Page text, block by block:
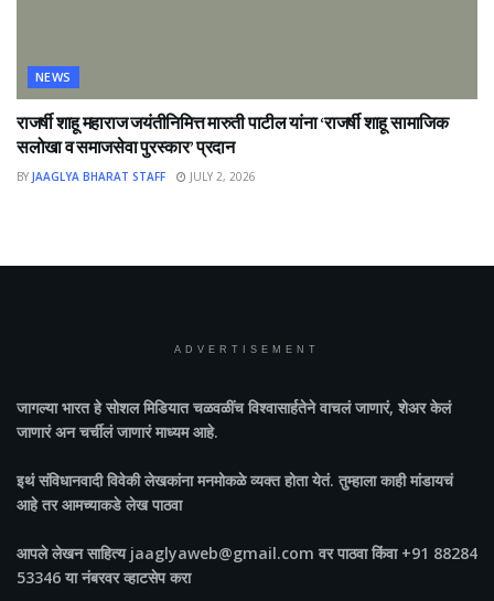
NEWS
राजर्षी शाहू महाराज जयंतीनिमित्त मारुती पाटील यांना ‘राजर्षी शाहू सामाजिक
सलोखा व समाजसेवा पुरस्कार’ प्रदान
BY JAAGLYA BHARAT STAFF JULY 2, 2026
ADVERTISEMENT
जागल्या भारतहे सोशल मिडियात चळवळींच विश्वासार्हतेने वाचलं जाणारं, शेअर केलं
जाणारं अन चर्चीलं जाणारं माध्यम आहे.
इथं संविधानवादी विवेकी लेखकांना मनमोकळे व्यक्त होता येतं. तुम्हाला काही मांडायचं
आहे तर आमच्याकडे लेख पाठवा
आपले लेखन साहित्य jaaglyaweb@gmail.com वर पाठवा किंवा +91 88284
53346 या नंबरवर व्हाटसेप करा